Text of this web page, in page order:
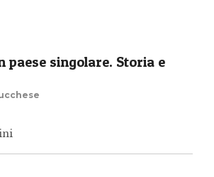
paese singolare. Storia e